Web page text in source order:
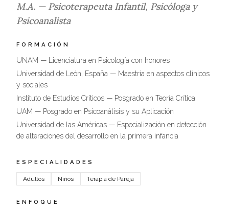
M.A. — Psicoterapeuta Infantil, Psicóloga y
Psicoanalista
FORMACIÓN
UNAM — Licenciatura en Psicología con honores
Universidad de León, España — Maestría en aspectos clínicos
y sociales
Instituto de Estudios Críticos — Posgrado en Teoría Crítica
UAM — Posgrado en Psicoanálisis y su Aplicación
Universidad de las Américas — Especialización en detección
de alteraciones del desarrollo en la primera infancia
ESPECIALIDADES
Adultos Niños Terapia de Pareja
ENFOQUE